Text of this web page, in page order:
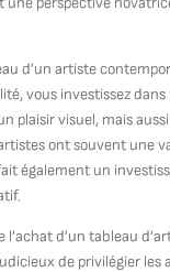
d’un artiste
vous investissez dans
plaisir visuel, mais
ont souvent une
également un
l’achat d’un tableau
de privilégier les